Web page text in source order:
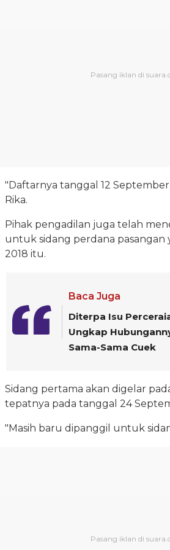
"Daftarnya tanggal 12
Rika.
Pihak pengadilan juga telah
untuk sidang perdana pasangan
2018 itu.
Baca Juga
Diterpa Isu
Ungkap
Sama-Sama Cuek
Sidang pertama akan digelar
tepatnya pada tanggal 24
"Masih baru dipanggil untuk